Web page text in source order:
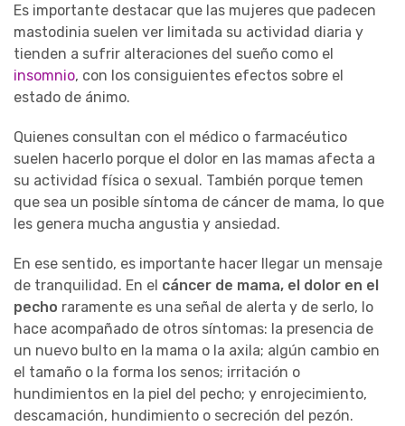
Es importante destacar que las mujeres que padecen
mastodinia suelen ver limitada su actividad diaria y
tienden a sufrir alteraciones del sueño como el
insomnio, con los consiguientes efectos sobre el
estado de ánimo.
Quienes consultan con el médico o farmacéutico
suelen hacerlo porque el dolor en las mamas afecta a
su actividad física o sexual. También porque temen
que sea un posible síntoma de cáncer de mama, lo que
les genera mucha angustia y ansiedad.
En ese sentido, es importante hacer llegar un mensaje
de tranquilidad. En el cáncer de mama, el dolor en el
pecho raramente es una señal de alerta y de serlo, lo
hace acompañado de otros síntomas: la presencia de
un nuevo bulto en la mama o la axila; algún cambio en
el tamaño o la forma los senos; irritación o
hundimientos en la piel del pecho; y enrojecimiento,
descamación, hundimiento o secreción del pezón.